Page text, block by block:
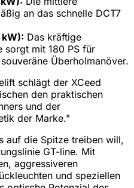
an das schnelle DCT7
kW): Das kräftige
sorgt mit 180 PS für
Überholmanöver.
schlägt der XCeed
den praktischen
und der
der Marke."
auf die Spitze treiben will,
GT-line. Mit
aggressiveren
und speziellen